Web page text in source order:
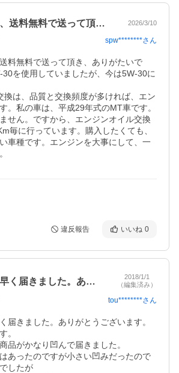
送料無料で送って頂… 2026/3/10
spw********さん
料無料で送って頂き、ありがたいで
を使用していましたが、今は5W-30に
。私の車は、平成29年式のMT車です。
せん。ですから、エンジンオイル交換
毎に行っています。購入したくても、
車種です。エンジンを大事にして、一
違反報告 いいね 0
商品が予定より早く届きました。ありがと…
2018/1/1
（編集済み）
tou********さん
届きました。ありがとうございます。
。
品がかなり凹んで届きました。
あったのですが小さい凹みだったので
したが